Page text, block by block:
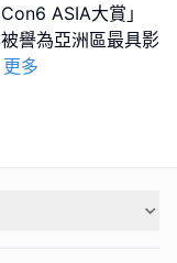
ASIA大賞」
譽為亞洲區最具影
更多